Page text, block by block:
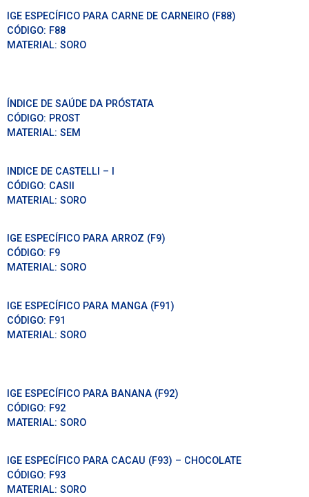
IGE ESPECÍFICO PARA CARNE DE CARNEIRO (F88)
CÓDIGO: F88
MATERIAL: SORO
ÍNDICE DE SAÚDE DA PRÓSTATA
CÓDIGO: PROST
MATERIAL: SEM
INDICE DE CASTELLI – I
CÓDIGO: CASII
MATERIAL: SORO
IGE ESPECÍFICO PARA ARROZ (F9)
CÓDIGO: F9
MATERIAL: SORO
IGE ESPECÍFICO PARA MANGA (F91)
CÓDIGO: F91
MATERIAL: SORO
IGE ESPECÍFICO PARA BANANA (F92)
CÓDIGO: F92
MATERIAL: SORO
IGE ESPECÍFICO PARA CACAU (F93) – CHOCOLATE
CÓDIGO: F93
MATERIAL: SORO